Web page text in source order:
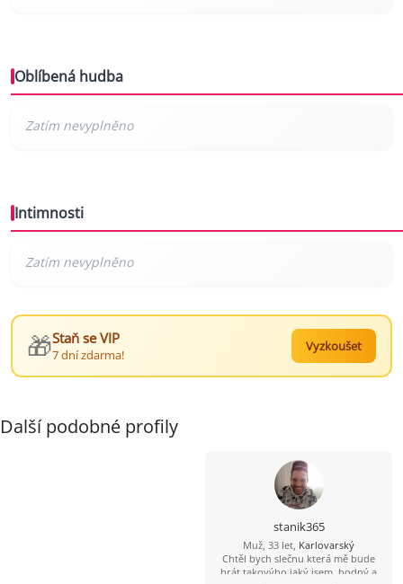
Oblíbená hudba
Intimnosti
🎁Staň se VIP
7 dní zdarma!
Vyzkoušet
Další podobné profily
stanik365
Muž, 33 let, Karlovarský
Chtěl bych slečnu která mě bude
brát takovýho jaký jsem, hodný a